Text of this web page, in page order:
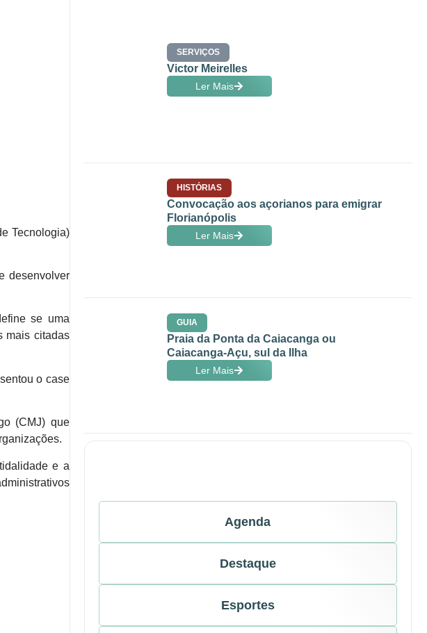
Tecnologia)
desenvolver
se uma
mais citadas
o case
(CMJ) que
e a
SERVIÇOS
Victor Meirelles
Ler Mais
HISTÓRIAS
Convocação aos açorianos para emigrar
Florianópolis
Ler Mais
GUIA
Praia da Ponta da Caiacanga ou
Caiacanga-Açu, sul da Ilha
Ler Mais
Agenda
Destaque
Esportes